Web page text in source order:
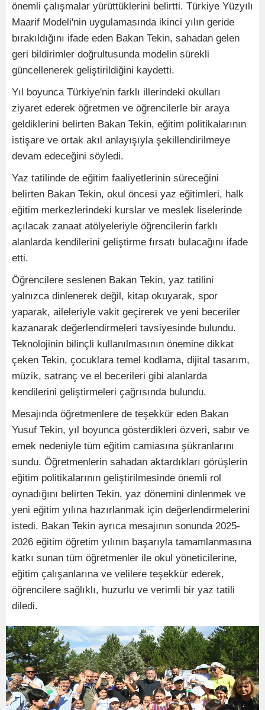
önemli çalışmalar yürüttüklerini belirtti. Türkiye Yüzyılı
Maarif Modeli'nin uygulamasında ikinci yılın geride
bırakıldığını ifade eden Bakan Tekin, sahadan gelen
geri bildirimler doğrultusunda modelin sürekli
güncellenerek geliştirildiğini kaydetti.
Yıl boyunca Türkiye'nin farklı illerindeki okulları
ziyaret ederek öğretmen ve öğrencilerle bir araya
geldiklerini belirten Bakan Tekin, eğitim politikalarının
istişare ve ortak akıl anlayışıyla şekillendirilmeye
devam edeceğini söyledi.
Yaz tatilinde de eğitim faaliyetlerinin süreceğini
belirten Bakan Tekin, okul öncesi yaz eğitimleri, halk
eğitim merkezlerindeki kurslar ve meslek liselerinde
açılacak zanaat atölyeleriyle öğrencilerin farklı
alanlarda kendilerini geliştirme fırsatı bulacağını ifade
etti.
Öğrencilere seslenen Bakan Tekin, yaz tatilini
yalnızca dinlenerek değil, kitap okuyarak, spor
yaparak, aileleriyle vakit geçirerek ve yeni beceriler
kazanarak değerlendirmeleri tavsiyesinde bulundu.
Teknolojinin bilinçli kullanılmasının önemine dikkat
çeken Tekin, çocuklara temel kodlama, dijital tasarım,
müzik, satranç ve el becerileri gibi alanlarda
kendilerini geliştirmeleri çağrısında bulundu.
Mesajında öğretmenlere de teşekkür eden Bakan
Yusuf Tekin, yıl boyunca gösterdikleri özveri, sabır ve
emek nedeniyle tüm eğitim camiasına şükranlarını
sundu. Öğretmenlerin sahadan aktardıkları görüşlerin
eğitim politikalarının geliştirilmesinde önemli rol
oynadığını belirten Tekin, yaz dönemini dinlenmek ve
yeni eğitim yılına hazırlanmak için değerlendirmelerini
istedi. Bakan Tekin ayrıca mesajının sonunda 2025-
2026 eğitim öğretim yılının başarıyla tamamlanmasına
katkı sunan tüm öğretmenler ile okul yöneticilerine,
eğitim çalışanlarına ve velilere teşekkür ederek,
öğrencilere sağlıklı, huzurlu ve verimli bir yaz tatili
diledi.